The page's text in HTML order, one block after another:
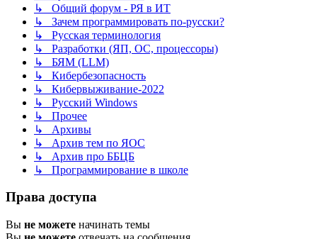
↳ Общий форум - РЯ в ИТ
↳ Зачем программировать по-русски?
↳ Русская терминология
↳ Разработки (ЯП, ОС, процессоры)
↳ БЯМ (LLM)
↳ Кибербезопасность
↳ Кибервыживание-2022
↳ Русский Windows
↳ Прочее
↳ Архивы
↳ Архив тем по ЯОС
↳ Архив про ББЦБ
↳ Программирование в школе
Права доступа
Вы не можете начинать темы